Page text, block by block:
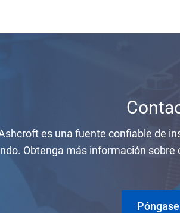
es una fuente confiable de
Obtenga más información